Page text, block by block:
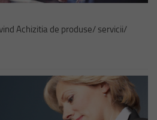
Achizitia de produse/ servicii/